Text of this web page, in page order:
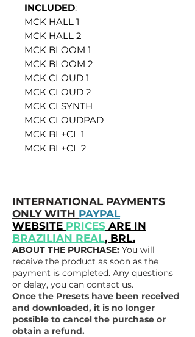
INCLUDED:
MCK HALL 1
MCK HALL 2
MCK BLOOM 1
MCK BLOOM 2
MCK CLOUD 1
MCK CLOUD 2
MCK CLSYNTH
MCK CLOUDPAD
MCK BL+CL 1
MCK BL+CL 2
INTERNATIONAL PAYMENTS
ONLY WITH PAYPAL
WEBSITE PRICES ARE IN
BRAZILIAN REAL, BRL.
ABOUT THE PURCHASE: You will
receive the product as soon as the
payment is completed. Any questions
or delay, you can contact us.
Once the Presets have been received
and downloaded, it is no longer
possible to cancel the purchase or
obtain a refund.